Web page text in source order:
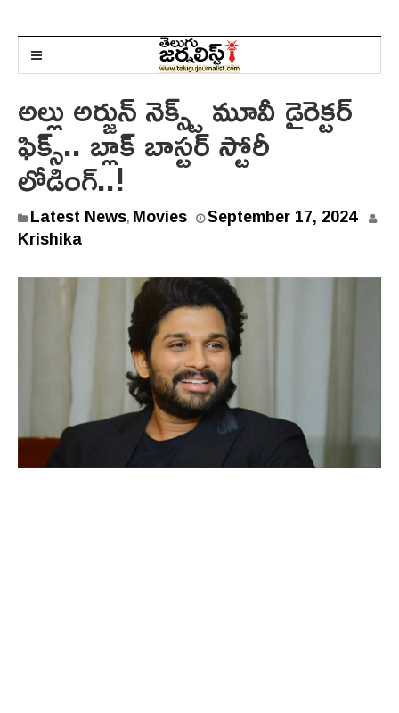
అల్లు అర్జున్ నెక్స్ట్ మూవీ డైరెక్టర్
ఫిక్స్.. బ్లాక్ బాస్టర్ స్టోరీ
లోడింగ్..!
Latest News, Movies September 17, 2024
Krishika